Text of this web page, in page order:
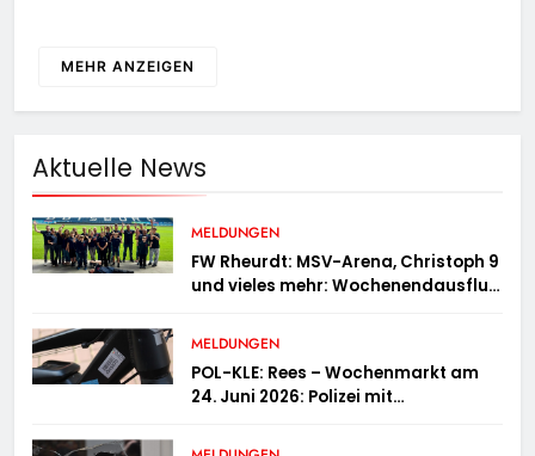
MEHR ANZEIGEN
Aktuelle News
MELDUNGEN
FW Rheurdt: MSV-Arena, Christoph 9
und vieles mehr: Wochenendausflug
MELDUNGEN
POL-KLE: Rees – Wochenmarkt am
24. Juni 2026: Polizei mit
Fahrradcodierung möglich